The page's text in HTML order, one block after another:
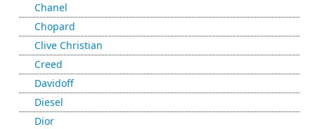
Chanel
Chopard
Clive Christian
Creed
Davidoff
Diesel
Dior